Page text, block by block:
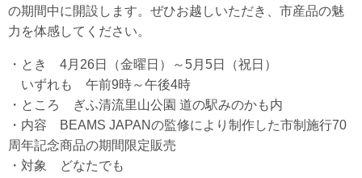
の期間中に開設します。ぜひお越しいただき、市産品の魅
力を体感してください。
・とき 4月26日（金曜日）～5月5日（祝日）
いずれも 午前9時～午後4時
・ところ ぎふ清流里山公園 道の駅みのかも内
・内容 BEAMS JAPANの監修により制作した市制施行70
周年記念商品の期間限定販売
・対象 どなたでも